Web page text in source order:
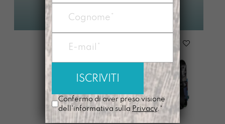
€95,00
Confermo di aver preso visione
dell'informativa sulla Privacy.*